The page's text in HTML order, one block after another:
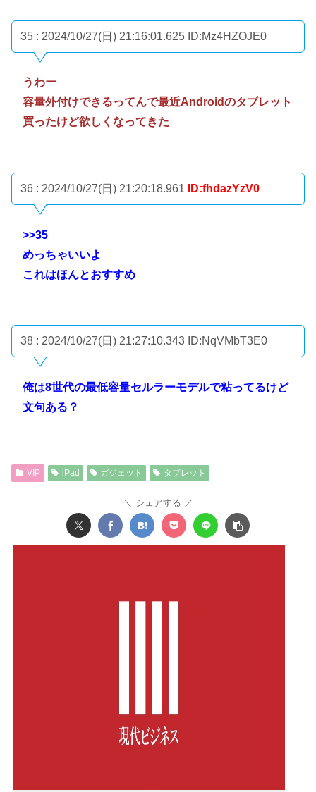
35 : 2024/10/27(日) 21:16:01.625 ID:Mz4HZOJE0
うわー
容量外付けできるってんで最近Androidのタブレット
買ったけど欲しくなってきた
36 : 2024/10/27(日) 21:20:18.961 ID:fhdazYzV0
>>35
めっちゃいいよ
これはほんとおすすめ
38 : 2024/10/27(日) 21:27:10.343 ID:NqVMbT3E0
俺は8世代の最低容量セルラーモデルで粘ってるけど
文句ある？
VIP iPad ガジェット タブレット
シェアする